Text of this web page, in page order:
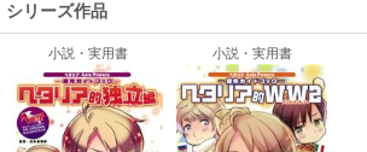
シリーズ作品
小説・実用書 小説・実用書